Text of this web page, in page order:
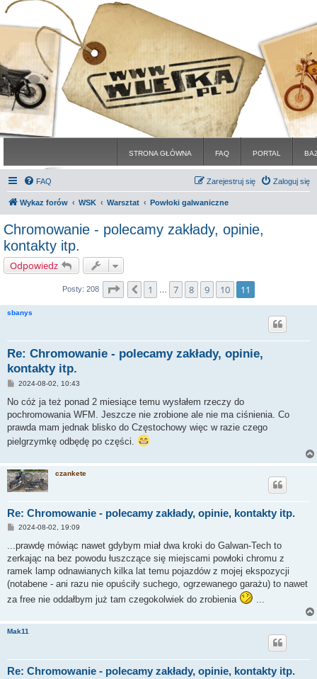
STRONA GŁÓWNA FAQ PORTAL
FAQ Zaloguj się
Zarejestruj się
Wykaz forów WSK Warsztat Powłoki galwaniczne
Chromowanie - polecamy zakłady, opinie,
kontakty itp.
Odpowiedz
Posty: 208 Strona11z 11
Poprzednia
1 7 8 9 10 11
sbanys
Re: Chromowanie - polecamy zakłady, opinie,
kontakty itp.
P
s
2024-08-02, 10:43
No cóż ja też ponad 2 miesiące temu wysłałem rzeczy do
pochromowania WFM. Jeszcze nie zrobione ale nie ma ciśnienia. Co
prawda mam jednak blisko do Częstochowy więc w razie czego
pielgrzymkę odbędę po części.
czankete
Re: Chromowanie - polecamy zakłady, opinie, kontakty itp.
P
s
t
2024-08-02, 19:09
...prawdę mówiąc nawet gdybym miał dwa kroki do Galwan-Tech to
zerkając na bez powodu łuszczące się miejscami powłoki chromu z
ramek lamp odnawianych kilka lat temu pojazdów z mojej ekspozycji
(notabene - ani razu nie opuściły suchego, ogrzewanego garażu) to nawet
za free nie oddałbym już tam czegokolwiek do zrobienia
Mak11
Re: Chromowanie - polecamy zakłady, opinie, kontakty itp.